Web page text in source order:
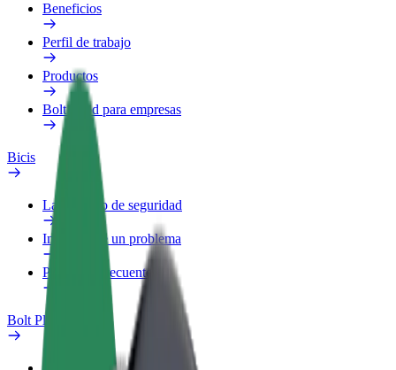
Beneficios
Perfil de trabajo
Productos
Bolt Food para empresas
Bicis
Laboratorio de seguridad
Informar de un problema
Preguntas frecuentes
Bolt Plus